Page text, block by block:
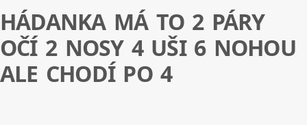
HÁDANKA MÁ TO 2 PÁRY
OČÍ 2 NOSY 4 UŠI 6 NOHOU
ALE CHODÍ PO 4